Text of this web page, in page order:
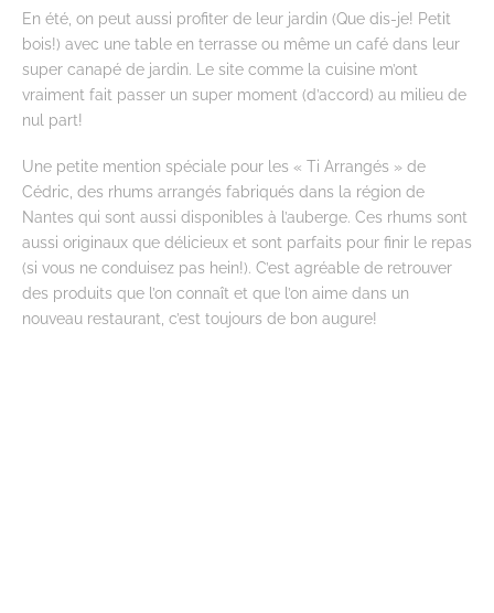
En été, on peut aussi profiter de leur jardin (Que dis-je! Petit
bois!) avec une table en terrasse ou même un café dans leur
super canapé de jardin. Le site comme la cuisine m’ont
vraiment fait passer un super moment (d’accord) au milieu de
nul part!
Une petite mention spéciale pour les « Ti Arrangés » de
Cédric, des rhums arrangés fabriqués dans la région de
Nantes qui sont aussi disponibles à l’auberge. Ces rhums sont
aussi originaux que délicieux et sont parfaits pour finir le repas
(si vous ne conduisez pas hein!). C’est agréable de retrouver
des produits que l’on connaît et que l’on aime dans un
nouveau restaurant, c’est toujours de bon augure!